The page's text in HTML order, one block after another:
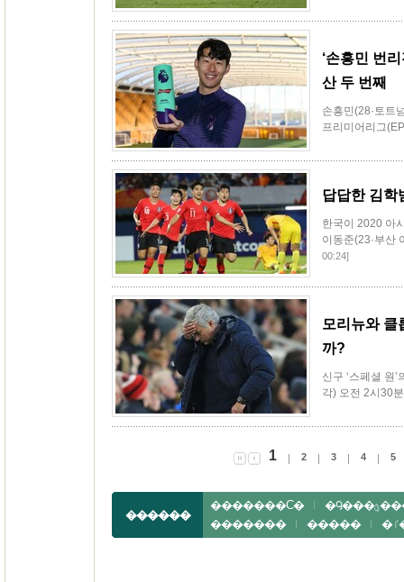
‘손흥민 번
산 두 번째
손흥민(28·토트
프리미어리그
답답한 김학
한국이 2020 아
이동준(23·부산
00:24]
모리뉴와 클
까?
신구 ‘스페셜 원
각) 오전 2시30
1 2 3 4 5
������
�������Ϲ�
�������
�����